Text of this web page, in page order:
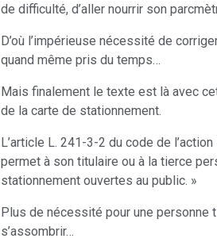
de difficulté, d’aller nourrir son
D’où l’impérieuse nécessité de
quand même pris du temps…
Mais finalement le texte est là avec
de la carte de stationnement.
L’article L. 241-3-2 du code de
permet à son titulaire ou à la tierce
stationnement ouvertes au public. »
Plus de nécessité pour une personne
s’assombrir…